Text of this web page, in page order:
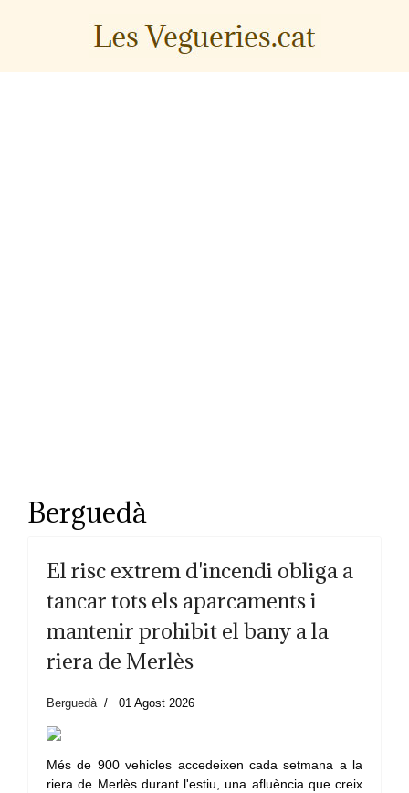
Berguedà
El risc extrem d'incendi obliga a
tancar tots els aparcaments i
mantenir prohibit el bany a la
riera de Merlès
Berguedà 01 Agost 2026
Més de 900 vehicles accedeixen cada setmana a la
riera de Merlès durant l'estiu, una afluència que creix